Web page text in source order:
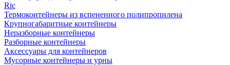
Ric
Термоконтейнеры из вспененного полипропилена
Крупногабаритные контейнеры
Неразборные контейнеры
Разборные контейнеры
Аксессуары для контейнеров
Мусорные контейнеры и урны